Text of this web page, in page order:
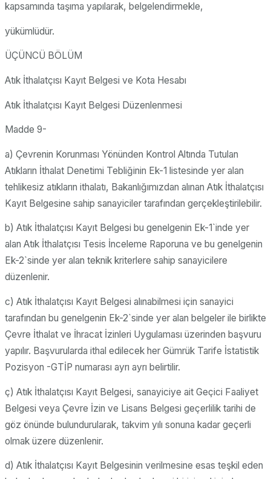
kapsamında taşıma yapılarak, belgelendirmekle,
yükümlüdür.
ÜÇÜNCÜ BÖLÜM
Atık İthalatçısı Kayıt Belgesi ve Kota Hesabı
Atık İthalatçısı Kayıt Belgesi Düzenlenmesi
Madde 9-
a) Çevrenin Korunması Yönünden Kontrol Altında Tutulan
Atıkların İthalat Denetimi Tebliğinin Ek-1 listesinde yer alan
tehlikesiz atıkların ithalatı, Bakanlığımızdan alınan Atık İthalatçısı
Kayıt Belgesine sahip sanayiciler tarafından gerçekleştirilebilir.
b) Atık İthalatçısı Kayıt Belgesi bu genelgenin Ek-1`inde yer
alan Atık İthalatçısı Tesis İnceleme Raporuna ve bu genelgenin
Ek-2`sinde yer alan teknik kriterlere sahip sanayicilere
düzenlenir.
c) Atık İthalatçısı Kayıt Belgesi alınabilmesi için sanayici
tarafından bu genelgenin Ek-2`sinde yer alan belgeler ile birlikte
Çevre İthalat ve İhracat İzinleri Uygulaması üzerinden başvuru
yapılır. Başvurularda ithal edilecek her Gümrük Tarife İstatistik
Pozisyon -GTİP numarası ayrı ayrı belirtilir.
ç) Atık İthalatçısı Kayıt Belgesi, sanayiciye ait Geçici Faaliyet
Belgesi veya Çevre İzin ve Lisans Belgesi geçerlilik tarihi de
göz önünde bulundurularak, takvim yılı sonuna kadar geçerli
olmak üzere düzenlenir.
d) Atık İthalatçısı Kayıt Belgesinin verilmesine esas teşkil eden